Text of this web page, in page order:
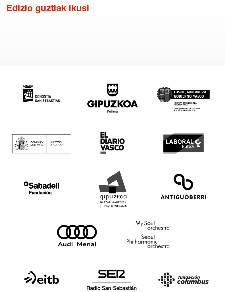
Edizio guztiak ikusi